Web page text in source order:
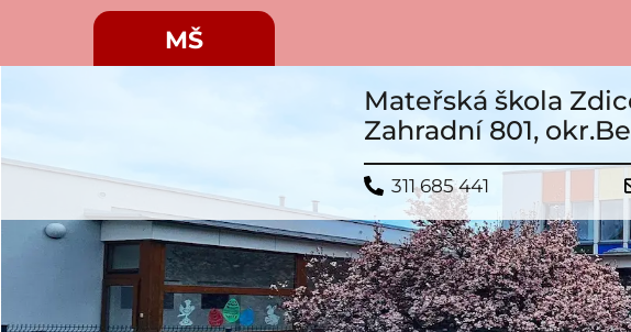
MŠ
Mateřská škola
Zahradní 801,
311 685 441